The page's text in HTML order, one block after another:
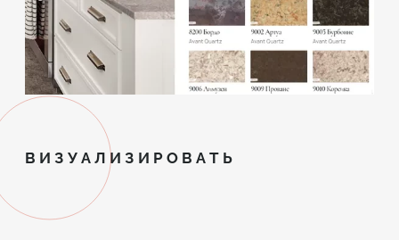
ВИЗУАЛИЗИРОВАТЬ